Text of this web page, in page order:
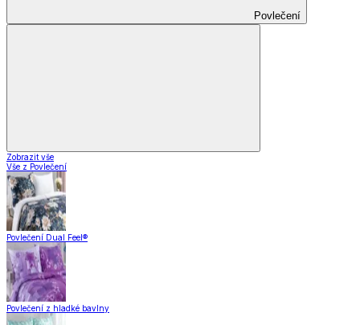
Povlečení
Zobrazit vše
Vše z Povlečení
Povlečení Dual Feel®
Povlečení z hladké bavlny